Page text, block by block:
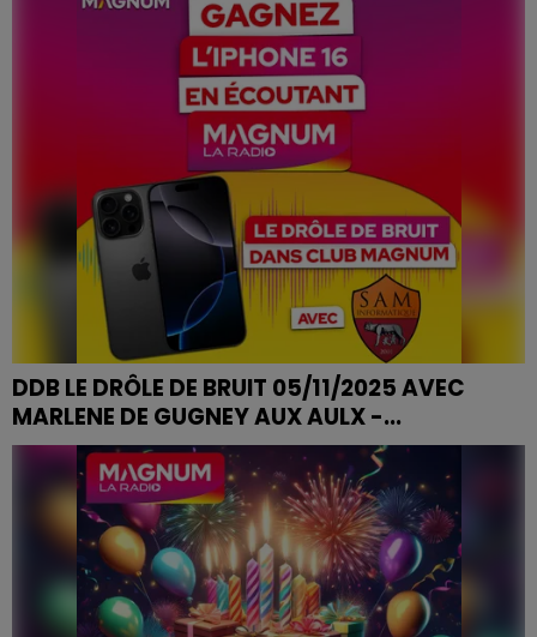
DDB LE DRÔLE DE BRUIT 05/11/2025 AVEC
MARLENE DE GUGNEY AUX AULX -...
DDB LE DRÔLE DE BRUIT 05/11/2025